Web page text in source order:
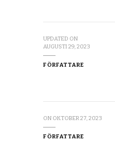
UPDATED ON
AUGUSTI 29, 2023
FÖRFATTARE
ON OKTOBER 27, 2023
FÖRFATTARE